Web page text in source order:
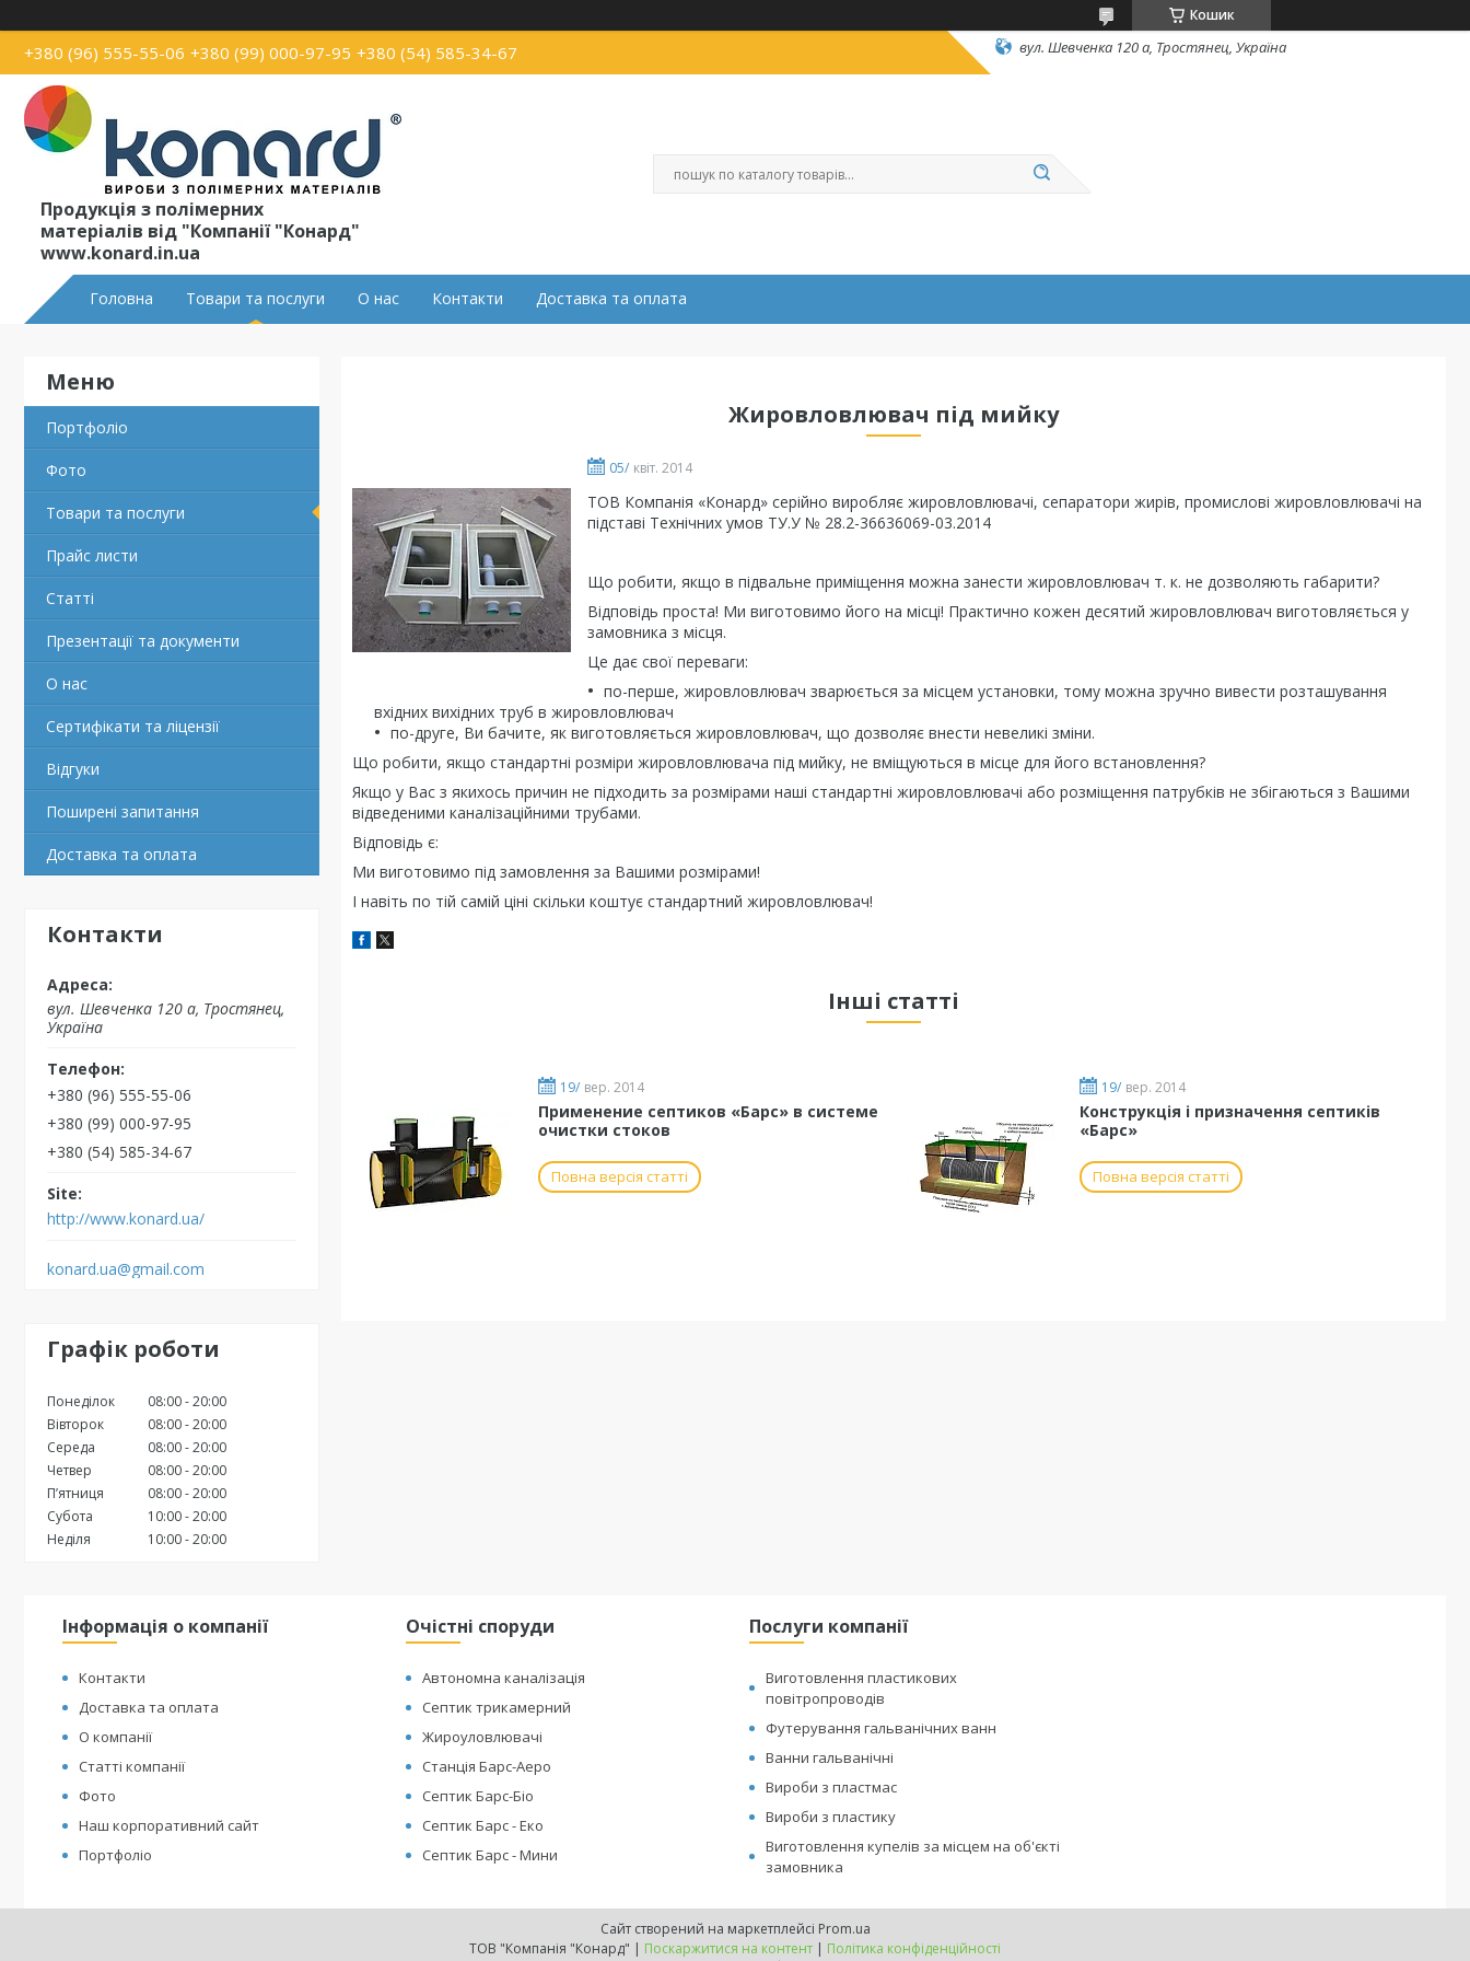
Кошик
+380 (96) 555-55-06 +380 (99) 000-97-95 +380 (54) 585-34-67 вул. Шевченка 120 а, Тростянец, Україна
Продукція з полімерних
матеріалів від "Компанії "Конард"
www.konard.in.ua
Головна Товари та послуги О нас Контакти Доставка та оплата
Портфоліо
Фото
Товари та послуги
Прайс листи
Статті
Презентації та документи
О нас
Сертифікати та ліцензії
Відгуки
Поширені запитання
Доставка та оплата
Контакти
вул. Шевченка 120 а, Тростянец,
Україна
+380 (96) 555-55-06
+380 (99) 000-97-95
+380 (54) 585-34-67
http://www.konard.ua/
konard.ua@gmail.com
Графік роботи
Понеділок 08:00 20:00
Вівторок
08:00 20:00
Середа
08:00 20:00
Четвер
08:00 20:00
Пʼятниця
08:00 20:00
Субота
10:00 20:00
Неділя
10:00 20:00
Жировловлювач під мийку
05/ квіт. 2014
ТОВ Компанія «Конард» серійно виробляє жировловлювачі, сепаратори жирів, промислові жировловлювачі на
підставі Технічних умов ТУ.У № 28.2-36636069-03.2014
Що робити, якщо в підвальне приміщення можна занести жировловлювач т. к. не дозволяють габарити?
Відповідь проста! Ми виготовимо його на місці! Практично кожен десятий жировловлювач виготовляється у
замовника з місця.
Це дає свої переваги:
по-перше, жировловлювач зварюється за місцем установки, тому можна зручно вивести розташування
вхідних вихідних труб в жировловлювач
по-друге, Ви бачите, як виготовляється жировловлювач, що дозволяє внести невеликі зміни.
Що робити, якщо стандартні розміри жировловлювача під мийку, не вміщуються в місце для його встановлення?
Якщо у Вас з якихось причин не підходить за розмірами наші стандартні жировловлювачі або розміщення патрубків не збігаються з Вашими
відведеними каналізаційними трубами.
Відповідь є:
Ми виготовимо під замовлення за Вашими розмірами!
І навіть по тій самій ціні скільки коштує стандартний жировловлювач!
Інші статті
19/ вер. 2014
Применение септиков «Барс» в системе
очистки стоков
Повна версія статті
19/ вер. 2014
Конструкція і призначення септиків
«Барс»
Повна версія статті
Інформація о компанії
Контакти
Доставка та оплата
О компанії
Статті компанії
Фото
Наш корпоративний сайт
Портфоліо
Очістні споруди
Автономна каналізація
Септик трикамерний
Жироуловлювачі
Станція Барс-Аеро
Септик Барс-Біо
Септик Барс - Еко
Септик Барс - Мини
Послуги компанії
Виготовлення пластикових
повітропроводів
Футерування гальванічних ванн
Ванни гальванічні
Вироби з пластмас
Вироби з пластику
Виготовлення купелів за місцем на об'єкті
замовника
Сайт створений на маркетплейсі Prom.ua
ТОВ "Компанія "Конард" | Поскаржитися на контент | Політика конфіденційності